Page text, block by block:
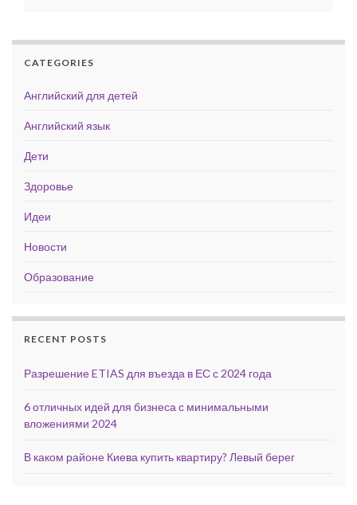
CATEGORIES
Английский для детей
Английский язык
Дети
Здоровье
Идеи
Новости
Образование
RECENT POSTS
Разрешение ETIAS для въезда в ЕС с 2024 года
6 отличных идей для бизнеса с минимальными
вложениями 2024
В каком районе Киева купить квартиру? Левый берег